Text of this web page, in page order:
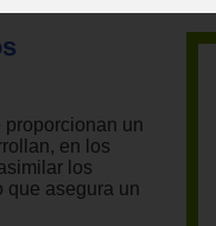
proporcionan un
en los
los
que asegura un